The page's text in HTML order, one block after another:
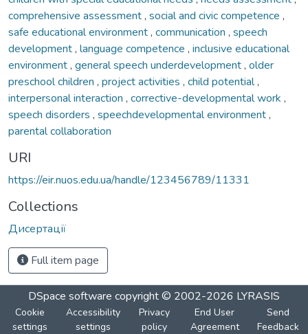
comprehensive assessment, social and civic competence ,
safe educational environment, communication , speech
development, language competence , inclusive educational
environment, general speech underdevelopment, older
preschool children , project activities , child potential,
interpersonal interaction , corrective-developmental work ,
speech disorders , speechdevelopmental environment,
parental collaboration
URI
https://eir.nuos.edu.ua/handle/123456789/11331
Collections
Дисертації
Full item page
DSpace software copyright © 2002-2026 LYRASIS
Cookie
settings
Accessibility
settings
Privacy
policy
End User
Agreement
Send
Feedback